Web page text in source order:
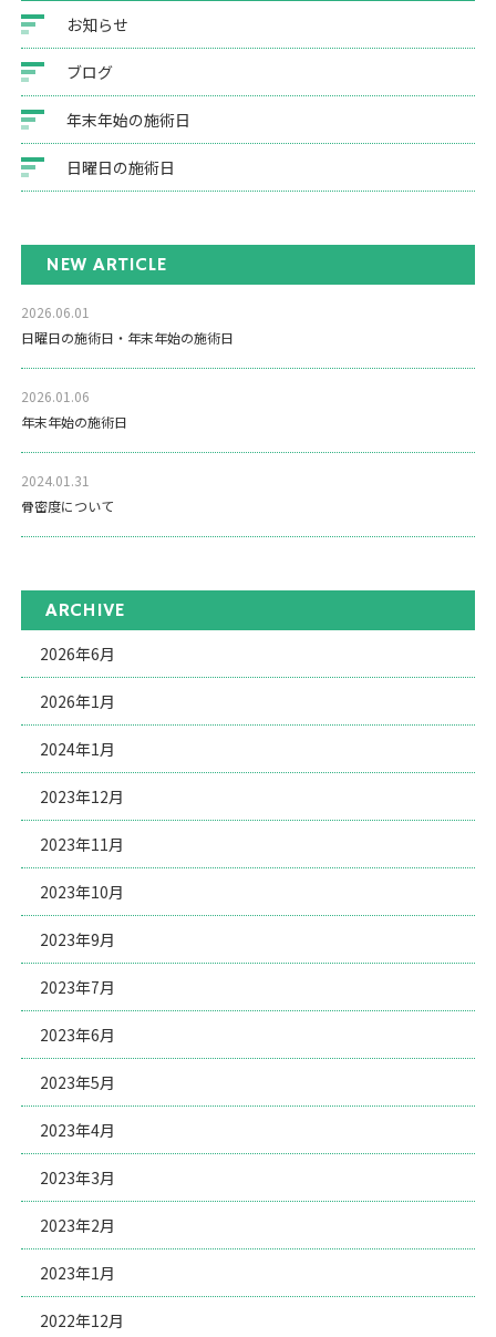
お知らせ
ブログ
年末年始の施術日
日曜日の施術日
NEW ARTICLE
2026.06.01
日曜日の施術日・年末年始の施術日
2026.01.06
年末年始の施術日
2024.01.31
骨密度について
ARCHIVE
2026年6月
2026年1月
2024年1月
2023年12月
2023年11月
2023年10月
2023年9月
2023年7月
2023年6月
2023年5月
2023年4月
2023年3月
2023年2月
2023年1月
2022年12月